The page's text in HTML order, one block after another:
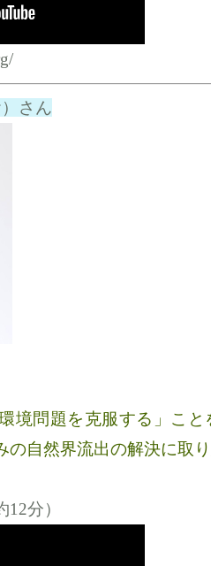
さん
境問題を克服する」こ
自然界流出の解決に取り
分）